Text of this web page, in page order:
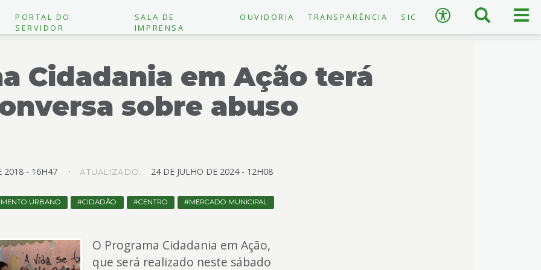
Busca
Acessibilidade
PORTAL DO
SERVIDOR
SALA DE
IMPRENSA
OUVIDORIA TRANSPARÊNCIA SIC ×
Cidadania em Ação terá
sobre abuso
2018 - 16H47 ATUALIZADO: 24 DE JULHO DE 2024 - 12H08
URBANO CIDADÃO CENTRO MERCADO MUNICIPAL
O Programa Cidadania em Ação,
que será realizado neste sábado